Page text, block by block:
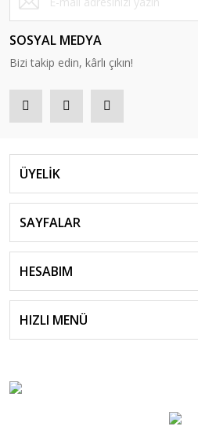
SOSYAL MEDYA
Bizi takip edin, kârlı çıkın!
ÜYELİK
SAYFALAR
HESABIM
HIZLI MENÜ